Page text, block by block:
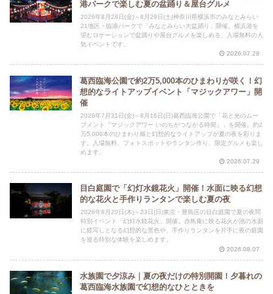
港パークで楽しむ夏の盆踊り＆屋台グルメ
2026年8月28日(金)～8月29日(土)神奈川県横浜市のみなとみらい
21地区・臨港パークで「みなとみらい大盆踊り」開催。横浜港を
望むロケーションで盆踊りや屋台グルメを楽しめる、入場無料の人
気イベントです。
2026.07.28
葛西臨海公園で約2万5,000本のひまわりが咲く！幻
想的なライトアップイベント「マジックアワー」開
催
2026年7月31日(金)～8月16日(日)葛西臨海公園で「花と光のムー
ブメント『マジックアワー いのちがつながる時間』」を開催。約2
万5,000本のひまわり畑と幻想的なライトアップが夏の夜を彩りま
す。入場無料、フォトスポットやランタン作り、限定グルメも楽し
めます。
2026.07.29
目白庭園で「幻灯水鏡花火」開催！水面に映る幻想
的な花火と手作りランタンで楽しむ夏の夜
2026年8月20日(木)～23日(日)東京・豊島区の目白庭園で夏の夜間
特別イベント「幻灯水鏡花火」開催。赤鳥庵に映る花火が池の水面
に鏡写しとなる幻想的な景色や、手作りランタンを片手に夜の庭園
を巡る特別な体験を楽しめます。
2026.08.07
水族園で夕涼み｜夏の夜だけの特別開園！夕暮れの
葛西臨海水族園で幻想的なひとときを